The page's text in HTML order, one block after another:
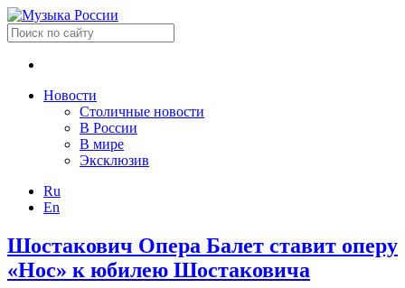
Новости
Столичные новости
В России
В мире
Эксклюзив
Ru
En
Шостакович Опера Балет ставит оперу
«Нос» к юбилею Шостаковича